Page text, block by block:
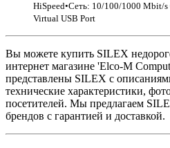
HiSpeed•Сеть: 10/100/1000 Mbit/
Virtual USB Port
Вы можете купить SILEX
интернет магазине 'Elco-M
представлены SILEX с
технические характеристики,
посетителей. Мы предлагаем
брендов с гарантией и доставкой.